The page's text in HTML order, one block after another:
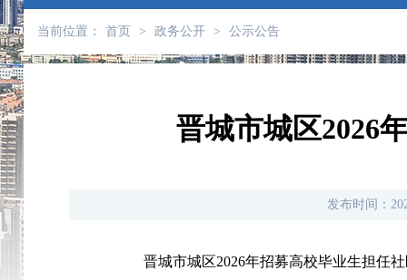
当前位置： 首页 > 政务公开 > 公示公告
晋城市城区2026
发布时间：
晋城市城区2026年招募高校毕业生担任